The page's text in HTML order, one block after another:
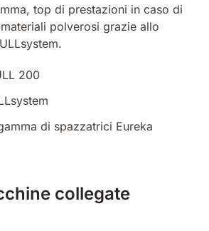
top di prestazioni in caso di
polverosi grazie allo
200
di spazzatrici Eureka
collegate